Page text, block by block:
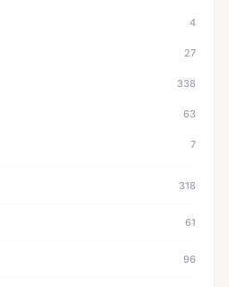
4
27
338
63
7
318
61
96